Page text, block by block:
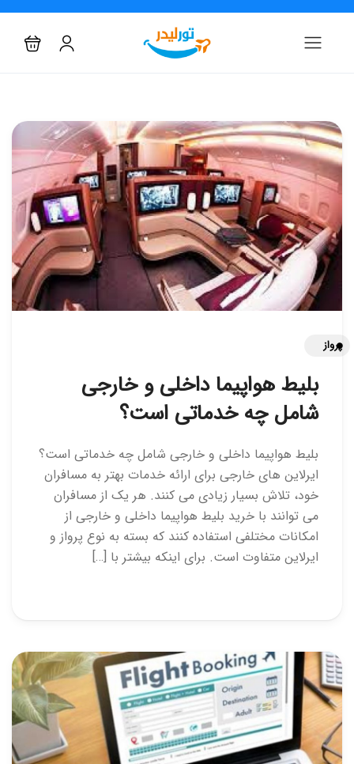
پرواز
بلیط هواپیما داخلی و خارجی
شامل چه خدماتی است؟
بلیط هواپیما داخلی و خارجی شامل چه خدماتی است؟
ایرلاین های خارجی برای ارائه خدمات بهتر به مسافران
خود، تلاش بسیار زیادی می کنند. هر یک از مسافران
می توانند با خرید بلیط هواپیما داخلی و خارجی از
امکانات مختلفی استفاده کنند که بسته به نوع پرواز و
ایرلاین متفاوت است. برای اینکه بیشتر با […]